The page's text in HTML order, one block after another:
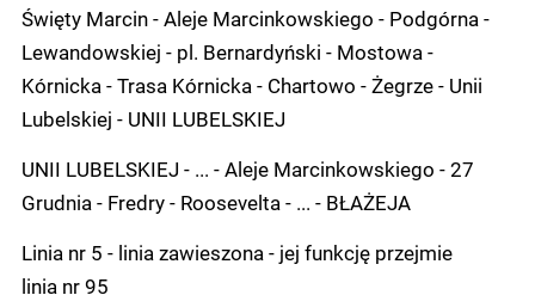
Święty Marcin - Aleje Marcinkowskiego - Podgórna -
Lewandowskiej - pl. Bernardyński - Mostowa -
Kórnicka - Trasa Kórnicka - Chartowo - Żegrze - Unii
Lubelskiej - UNII LUBELSKIEJ
UNII LUBELSKIEJ - ... - Aleje Marcinkowskiego - 27
Grudnia - Fredry - Roosevelta - ... - BŁAŻEJA
Linia nr 5 - linia zawieszona - jej funkcję przejmie
linia nr 95